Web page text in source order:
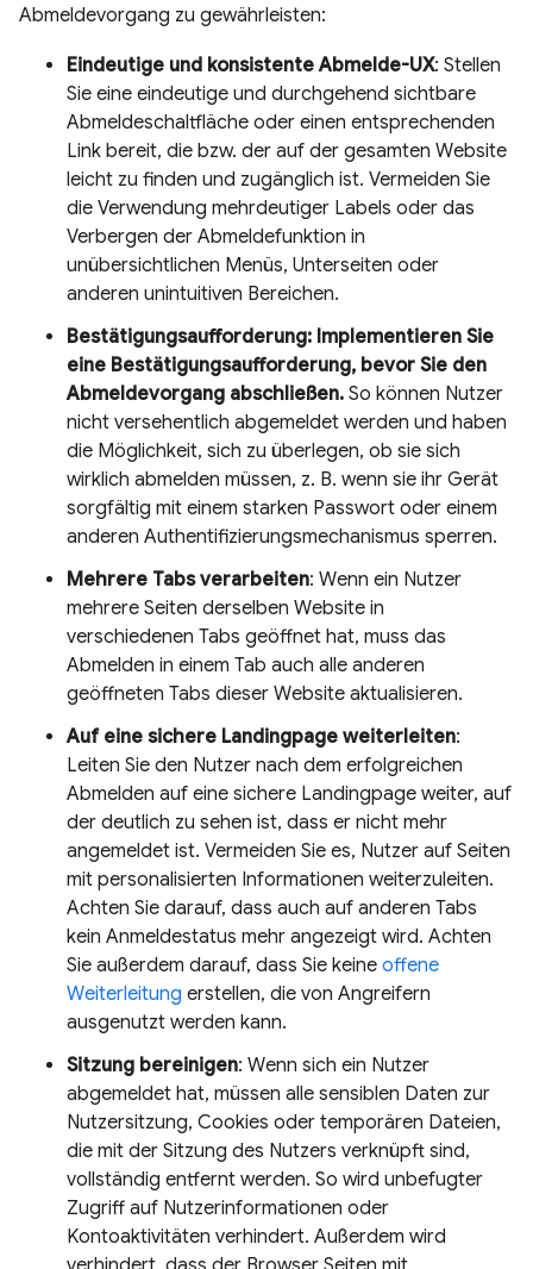
Abmeldevorgang zu gewährleisten:
Eindeutige und konsistente Abmelde-UX: Stellen
Sie eine eindeutige und durchgehend sichtbare
Abmeldeschaltfläche oder einen entsprechenden
Link bereit, die bzw. der auf der gesamten Website
leicht zu finden und zugänglich ist. Vermeiden Sie
die Verwendung mehrdeutiger Labels oder das
Verbergen der Abmeldefunktion in
unübersichtlichen Menüs, Unterseiten oder
anderen unintuitiven Bereichen.
Bestätigungsaufforderung: Implementieren Sie
eine Bestätigungsaufforderung, bevor Sie den
Abmeldevorgang abschließen. So können Nutzer
nicht versehentlich abgemeldet werden und haben
die Möglichkeit, sich zu überlegen, ob sie sich
wirklich abmelden müssen, z. B. wenn sie ihr Gerät
sorgfältig mit einem starken Passwort oder einem
anderen Authentifizierungsmechanismus sperren.
Mehrere Tabs verarbeiten: Wenn ein Nutzer
mehrere Seiten derselben Website in
verschiedenen Tabs geöffnet hat, muss das
Abmelden in einem Tab auch alle anderen
geöffneten Tabs dieser Website aktualisieren.
Auf eine sichere Landingpage weiterleiten:
Leiten Sie den Nutzer nach dem erfolgreichen
Abmelden auf eine sichere Landingpage weiter, auf
der deutlich zu sehen ist, dass er nicht mehr
angemeldet ist. Vermeiden Sie es, Nutzer auf Seiten
mit personalisierten Informationen weiterzuleiten.
Achten Sie darauf, dass auch auf anderen Tabs
kein Anmeldestatus mehr angezeigt wird. Achten
Sie außerdem darauf, dass Sie keine offene
Weiterleitung erstellen, die von Angreifern
ausgenutzt werden kann.
Sitzung bereinigen: Wenn sich ein Nutzer
abgemeldet hat, müssen alle sensiblen Daten zur
Nutzersitzung, Cookies oder temporären Dateien,
die mit der Sitzung des Nutzers verknüpft sind,
vollständig entfernt werden. So wird unbefugter
Zugriff auf Nutzerinformationen oder
Kontoaktivitäten verhindert. Außerdem wird